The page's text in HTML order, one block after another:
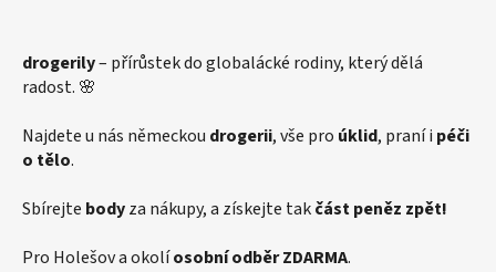
drogerily– přírůstek do globalácké rodiny, který dělá
radost. 🌸
Najdete u nás německou drogerii, vše pro úklid, praní i péči
o tělo.
Sbírejte bodyza nákupy, a získejte takčást peněz zpět!
Pro Holešov a okolíosobní odběr ZDARMA.